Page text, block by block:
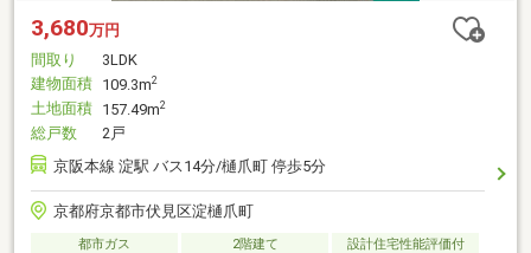
3,680万円
間取り
3LDK
建物面積 109.3m2
土地面積 157.49m2
総戸数
2戸
京阪本線 淀駅 バス14分/樋爪町 停歩5分
京都府京都市伏見区淀樋爪町
都市ガス 2階建て
設計住宅性能評価付